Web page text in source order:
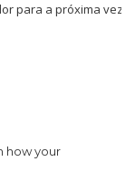
para a próxima vez
how your